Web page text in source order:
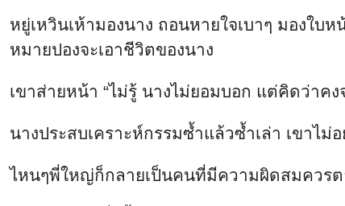
หยู่เหวินเห้ามองนาง ถอนหายใจเบาๆ มองใบ
หมายปองจะเอาชีวิตของนาง
เขาส่ายหน้า “ไม่รู้ นางไม่ยอมบอก แต่คิดว่าคง
นางประสบเคราะห์กรรมซ้ำแล้วซ้ำเล่า เขาไม่
ไหนๆพี่ใหญ่ก็กลายเป็นคนที่มีความผิดสมควร